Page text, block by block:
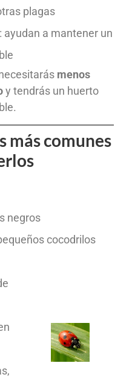
plagas
: ayudan a mantener un
menos
y tendrás un huerto
más comunes
negros
cocodrilos